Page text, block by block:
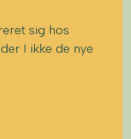
sig hos
I ikke de nye